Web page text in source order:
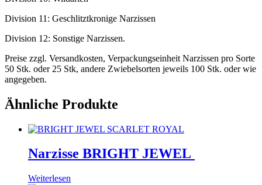
Division 11: Geschlitztkronige Narzissen
Division 12: Sonstige Narzissen.
Preise zzgl. Versandkosten, Verpackungseinheit Narzissen pro Sorte
50 Stk. oder 25 Stk, andere Zwiebelsorten jeweils 100 Stk. oder wie
angegeben.
Ähnliche Produkte
Narzisse BRIGHT JEWEL
Weiterlesen